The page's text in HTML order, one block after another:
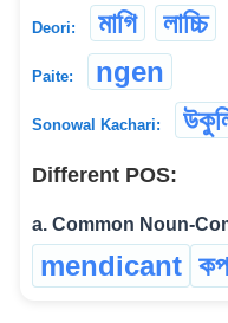
Deori: মাগি লাচ্চি
Paite: ngen
Sonowal Kachari:
Different POS:
a. Common Noun-
mendicant